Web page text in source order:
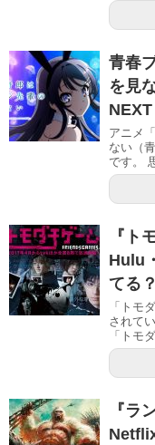
青春
を見
アニメ
ない（
です。
『ト
Hulu
てる？
「トモ
されて
「トモ
『ラ